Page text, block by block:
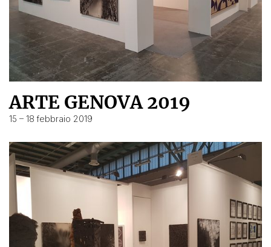
ARTE GENOVA 2019
15 – 18 febbraio 2019